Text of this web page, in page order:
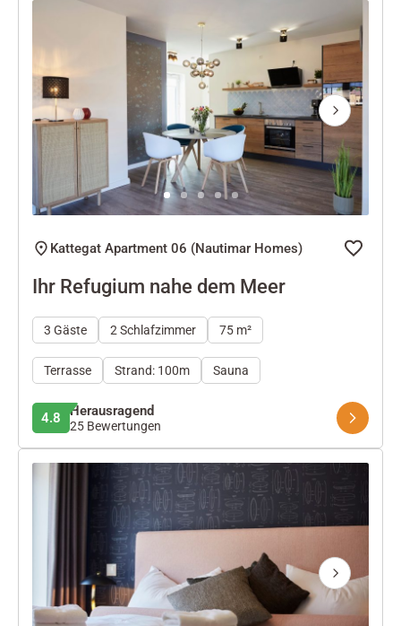
Next
Kattegat Apartment 06 (Nautimar Homes)
Ihr Refugium nahe dem Meer
3 Gäste 2 Schlafzimmer 75 m²
Terrasse Strand: 100m Sauna
4.8 Herausragend
25 Bewertungen
Next